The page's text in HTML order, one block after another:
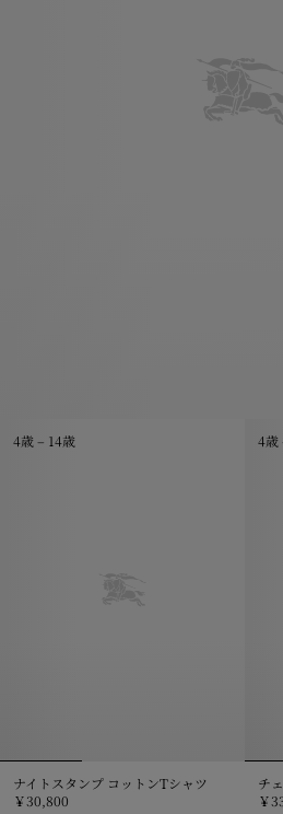
4歳 – 14歳
ナイトスタンプ コットンTシャツ
￥30,800
4歳
￥